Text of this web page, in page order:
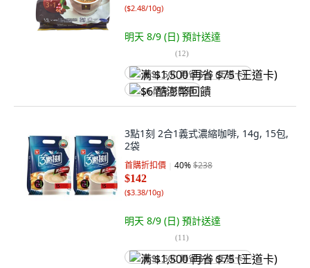
($2.48/10g)
明天 8/9 (日) 預計送達
(12)
满 $1,500 再省 $75 (王道卡)
$6 酷澎幣回饋
3點1刻 2合1義式濃縮咖啡, 14g, 15包,
2袋
首購折扣價 40%$238
$142
($3.38/10g)
明天 8/9 (日) 預計送達
(11)
满 $1,500 再省 $75 (王道卡)